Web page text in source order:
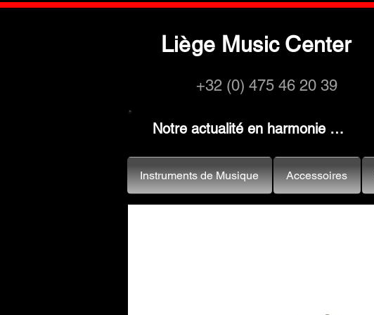
Liège Music Center
+32 (0) 475 46 20 39
Notre actualité en harmonie …
Instruments de Musique Accessoires